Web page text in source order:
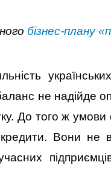
бізнес-плану
не надійде
До того ж
Вони не